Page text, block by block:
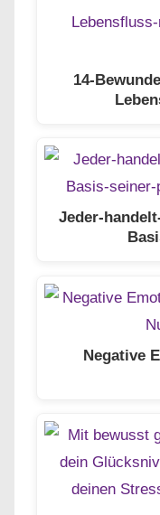
14-
Jeder-
Negative